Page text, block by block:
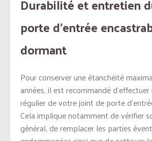
Durabilité et entretien
porte d’entrée
dormant
Pour conserver une étanchéité
années, il est recommandé
régulier de votre joint de porte
Cela implique notamment de vérifier
général, de remplacer les parties